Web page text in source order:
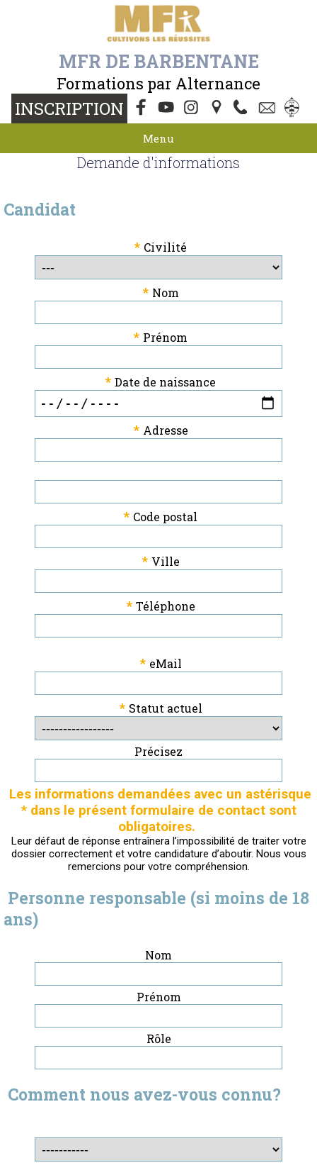
MFR DE BARBENTANE
Formations par Alternance
INSCRIPTION
Menu
Demande d'informations
Candidat
* Civilité
* Nom
* Prénom
* Date de naissance
* Adresse
* Code postal
* Ville
* Téléphone
* eMail
* Statut actuel
Précisez
Les informations demandées avec un astérisque
* dans le présent formulaire de contact sont
obligatoires.
Leur défaut de réponse entraînera l’impossibilité de traiter votre
dossier correctement et votre candidature d’aboutir. Nous vous
remercions pour votre compréhension.
Personne responsable (si moins de 18
ans)
Nom
Prénom
Rôle
Comment nous avez-vous connu?